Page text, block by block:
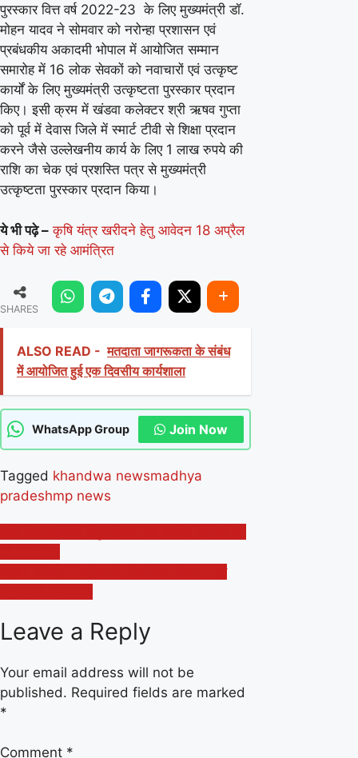
किया
पुरस्कृत
पुरस्कार वित्त वर्ष 2022-23 के लिए मुख्यमंत्री डॉ.
मोहन यादव ने सोमवार को नरोन्हा प्रशासन एवं
प्रबंधकीय अकादमी भोपाल में आयोजित सम्मान
समारोह में 16 लोक सेवकों को नवाचारों एवं उत्कृष्ट
कार्यों के लिए मुख्यमंत्री उत्कृष्टता पुरस्कार प्रदान
किए। इसी क्रम में खंडवा कलेक्टर श्री ऋषव गुप्ता
को पूर्व में देवास जिले में स्मार्ट टीवी से शिक्षा प्रदान
करने जैसे उल्लेखनीय कार्य के लिए 1 लाख रुपये की
राशि का चेक एवं प्रशस्ति पत्र से मुख्यमंत्री
उत्कृष्टता पुरस्कार प्रदान किया।
ये भी पढ़े – कृषि यंत्र खरीदने हेतु आवेदन 18 अप्रैल
से किये जा रहे आमंत्रित
SHARES
ALSO READ - मतदाता जागरूकता के संबंध
में आयोजित हुई एक दिवसीय कार्यशाला
WhatsApp Group Join Now
Tagged khandwa newsmadhya
pradeshmp news
Post
navigation
Leave a Reply
Your email address will not be
published. Required fields are marked
*
Comment *